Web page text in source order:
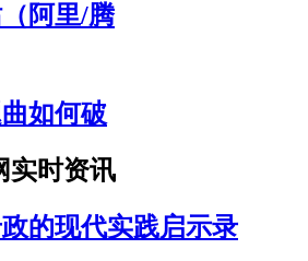
阿里/腾
如何破
实时资讯
的现代实践启示录